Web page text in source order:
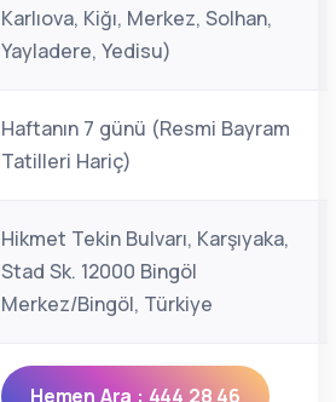
Karlıova, Kiğı, Merkez, Solhan,
Yayladere, Yedisu)
Haftanın 7 günü (Resmi Bayram
Tatilleri Hariç)
Hikmet Tekin Bulvarı, Karşıyaka,
Stad Sk. 12000 Bingöl
Merkez/Bingöl, Türkiye
Hemen Ara : 444 28 46